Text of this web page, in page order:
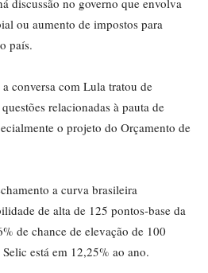
ou aumento de impostos para
país.
conversa com Lula tratou de
relacionadas à pauta de
o projeto do Orçamento de
a curva brasileira
de alta de 125 pontos-base da
de chance de elevação de 100
está em 12,25% ao ano.